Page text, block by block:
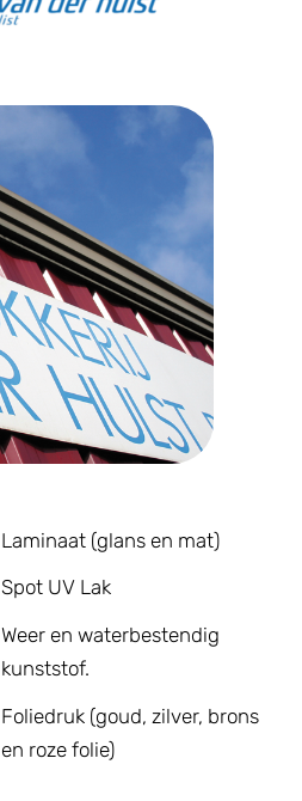
Laminaat (glans en mat)
Spot UV Lak
Weer en waterbestendig
kunststof.
Foliedruk (goud, zilver, brons
en roze folie)